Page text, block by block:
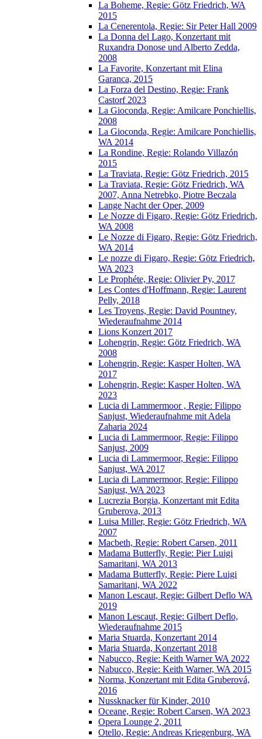
La Boheme, Regie: Götz Friedrich, WA
2015
La Cenerentola, Regie: Sir Peter Hall 2009
La Donna del Lago, Konzertant mit
Ruxandra Donose und Alberto Zedda,
2008
La Favorite, Konzertant mit Elina
Garanca, 2015
La Forza del Destino, Regie: Frank
Castorf 2023
La Gioconda, Regie: Amilcare Ponchiellis,
2008
La Gioconda, Regie: Amilcare Ponchiellis,
WA 2014
La Rondine, Regie: Rolando Villazón
2015
La Traviata, Regie: Götz Friedrich, 2015
La Traviata, Regie: Götz Friedrich, WA
2007, Anna Netrebko, Piotre Beczala
Lange Nacht der Oper, 2009
Le Nozze di Figaro, Regie: Götz Friedrich,
WA 2008
Le Nozze di Figaro, Regie: Götz Friedrich,
WA 2014
Le nozze di Figaro, Regie: Götz Friedrich,
WA 2023
Le Prophéte, Regie: Olivier Py, 2017
Les Contes d'Hoffmann, Regie: Laurent
Pelly, 2018
Les Troyens, Regie: David Pountney,
Wiederaufnahme 2014
Lions Konzert 2017
Lohengrin, Regie: Götz Friedrich, WA
2008
Lohengrin, Regie: Kasper Holten, WA
2017
Lohengrin, Regie: Kasper Holten, WA
2023
Lucia di Lammermoor , Regie: Filippo
Sanjust, Wiederaufnahme mit Adela
Zaharia 2024
Lucia di Lammermoor, Regie: Filippo
Sanjust, 2009
Lucia di Lammermoor, Regie: Filippo
Sanjust, WA 2017
Lucia di Lammermoor, Regie: Filippo
Sanjust, WA 2023
Lucrezia Borgia, Konzertant mit Edita
Gruberova, 2013
Luisa Miller, Regie: Götz Friedrich, WA
2007
Macbeth, Regie: Robert Carsen, 2011
Madama Butterfly, Regie: Pier Luigi
Samaritani, WA 2013
Madama Butterfly, Regie: Piere Luigi
Samaritani, WA 2022
Manon Lescaut, Regie: Gilbert Deflo WA
2019
Manon Lescaut, Regie: Gilbert Deflo,
Wiederaufnahme 2015
Maria Stuarda, Konzertant 2014
Maria Stuarda, Konzertant 2018
Nabucco, Regie: Keith Warner WA 2022
Nabucco, Regie: Keith Warner, WA 2015
Norma, Konzertant mit Edita Gruberová,
2016
Nussknacker für Kinder, 2010
Oceane, Regie: Robert Carsen, WA 2023
Opera Lounge 2, 2011
Otello, Regie: Andreas Kriegenburg, WA